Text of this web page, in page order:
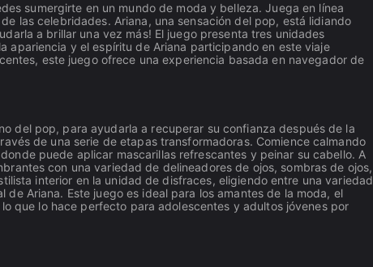
sumergirte en un mundo de moda y belleza. Juega en línea
las celebridades. Ariana, una sensación del pop, está lidiando
a brillar una vez más! El juego presenta tres unidades
apariencia y el espíritu de Ariana participando en este viaje
este juego ofrece una experiencia basada en navegador de
del pop, para ayudarla a recuperar su confianza después de la
de una serie de etapas transformadoras. Comience calmando
puede aplicar mascarillas refrescantes y peinar su cabello. A
con una variedad de delineadores de ojos, sombras de ojos,
interior en la unidad de disfraces, eligiendo entre una variedad
Ariana. Este juego es ideal para los amantes de la moda, el
que lo hace perfecto para adolescentes y adultos jóvenes por